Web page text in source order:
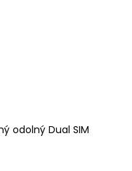
odolný Dual SIM